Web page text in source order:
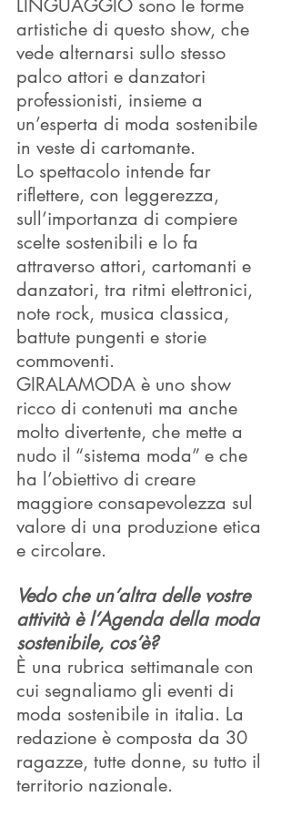
LINGUAGGIO sono le forme
artistiche di questo show, che
vede alternarsi sullo stesso
palco attori e danzatori
professionisti, insieme a
un’esperta di moda sostenibile
in veste di cartomante.
Lo spettacolo intende far
riflettere, con leggerezza,
sull’importanza di compiere
scelte sostenibili e lo fa
attraverso attori, cartomanti e
danzatori, tra ritmi elettronici,
note rock, musica classica,
battute pungenti e storie
commoventi.
GIRALAMODA è uno show
ricco di contenuti ma anche
molto divertente, che mette a
nudo il “sistema moda” e che
ha l’obiettivo di creare
maggiore consapevolezza sul
valore di una produzione etica
e circolare.
Vedo che un’altra delle vostre
attività è l’Agenda della moda
sostenibile, cos’è?
È una rubrica settimanale con
cui segnaliamo gli eventi di
moda sostenibile in italia. La
redazione è composta da 30
ragazze, tutte donne, su tutto il
territorio nazionale.